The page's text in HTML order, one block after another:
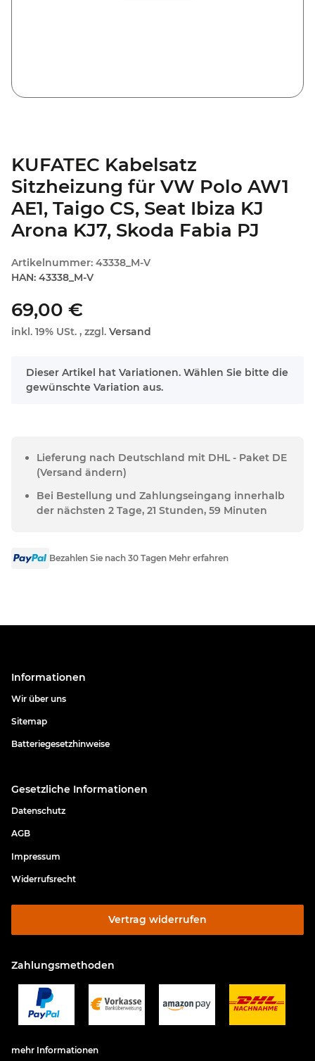
KUFATEC Kabelsatz
Sitzheizung für VW Polo AW1
AE1, Taigo CS, Seat Ibiza KJ
Arona KJ7, Skoda Fabia PJ
Artikelnummer: 43338_M-V
HAN: 43338_M-V
69,00 €
inkl. 19% USt. , zzgl. Versand
x
Dieser Artikel hat Variationen. Wählen Sie bitte die
gewünschte Variation aus.
Lieferung nach Deutschland mit DHL - Paket DE
(Versand ändern)
Bei Bestellung und Zahlungseingang innerhalb
der nächsten 2 Tage, 21 Stunden, 59 Minuten
Bezahlen Sie nach 30 Tagen Mehr erfahren
Informationen
Wir über uns
Sitemap
Batteriegesetzhinweise
Gesetzliche Informationen
Datenschutz
AGB
Impressum
Widerrufsrecht
Vertrag widerrufen
Zahlungsmethoden
mehr Informationen